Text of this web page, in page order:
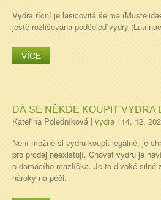
Vydra říční je lasicovitá šelma
ještě rozlišována podčeleď vydry
VÍCE
DÁ SE NĚKDE KOUPIT VYDRA
Kateřina Poledníková | vydra | 14. 12.
Není možné si vydru koupit legálně, je
pro prodej neexistují. Chovat vydru je
o domácího mazlíčka. Je to divoké silné
nároky na péči.